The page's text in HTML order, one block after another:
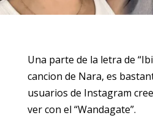
Una parte de la letra de
cancion de Nara, es
usuarios de Instagram
ver con el “Wandagate”.